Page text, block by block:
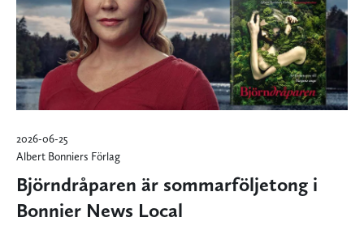
2026-06-25
Albert Bonniers Förlag
Björndråparen är sommarföljetong i
Bonnier News Local